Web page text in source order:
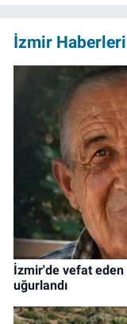
İzmir Haberleri
İzmir'de vefat eden
uğurlandı